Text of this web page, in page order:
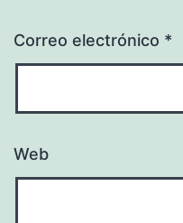
Correo electrónico *
Web